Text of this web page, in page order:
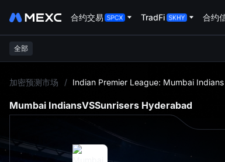
合约交易 TradFi 合约
全部
加密预测市场 / Indian Premier League: Mumbai
Mumbai IndiansVSSunrisers Hyderabad